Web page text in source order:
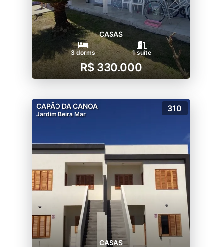
CASAS
3 dorms 1 suíte
R$ 330.000
CAPÃO DA CANOA
Jardim Beira Mar
310
CASAS